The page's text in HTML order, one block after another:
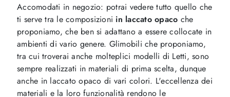
Accomodati in negozio: potrai vedere tutto quello che
ti serve tra le composizioni in laccato opaco che
proponiamo, che ben si adattano a essere collocate in
ambienti di vario genere. Glimobili che proponiamo,
tra cui troverai anche molteplici modelli di Letti, sono
sempre realizzati in materiali di prima scelta, dunque
anche in laccato opaco di vari colori. L'eccellenza dei
materiali e la loro funzionalità rendono le